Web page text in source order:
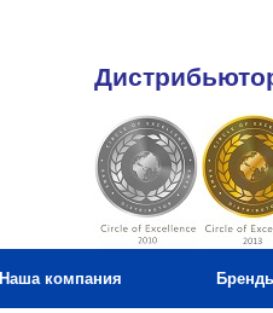
Наша компания